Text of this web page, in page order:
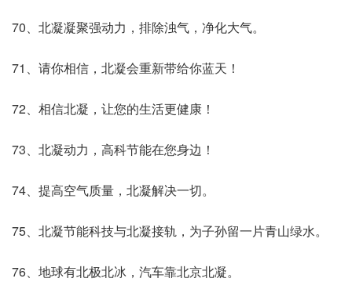
70、北凝凝聚强动力，排除浊气，净化大气。
71、请你相信，北凝会重新带给你蓝天！
72、相信北凝，让您的生活更健康！
73、北凝动力，高科节能在您身边！
74、提高空气质量，北凝解决一切。
75、北凝节能科技与北凝接轨，为子孙留一片青山绿水。
76、地球有北极北冰，汽车靠北京北凝。